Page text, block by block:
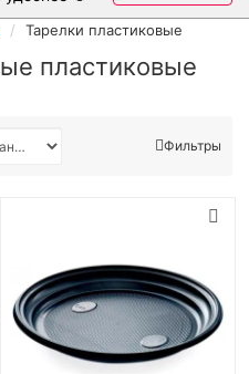
Тарелки пластиковые
пластиковые
Фильтры